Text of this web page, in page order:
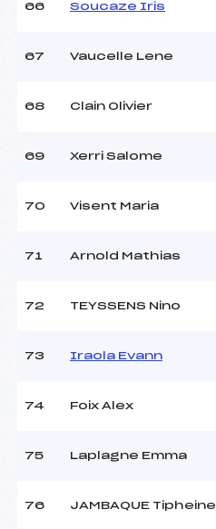
66 Soucaze Iris
67 Vaucelle Lene
68 Clain Olivier
69 Xerri Salome
70 Visent Maria
71 Arnold Mathias
72 TEYSSENS Nino
73 Iraola Evann
74 Foix Alex
75 Laplagne Emma
76 JAMBAQUE Tipheine